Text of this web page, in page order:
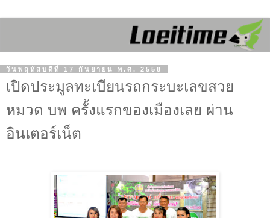
วันพฤหัสบดีที่ 17 กันยายน พ.ศ. 2558
เปิดประมูลทะเบียนรถกระบะเลขสวย
หมวด บพ ครั้งแรกของเมืองเลย ผ่าน
อินเตอร์เน็ต